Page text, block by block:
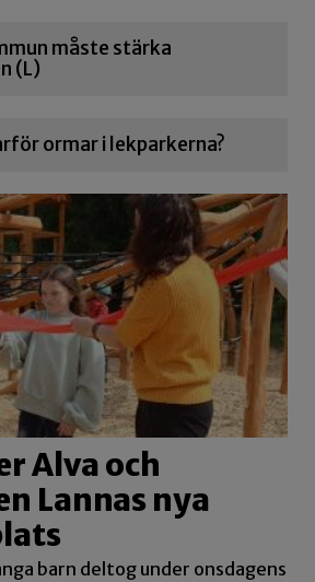
måste stärka
(L)
ormar i lekparkerna?
Alva och
Lannas nya
barn deltog under onsdagens